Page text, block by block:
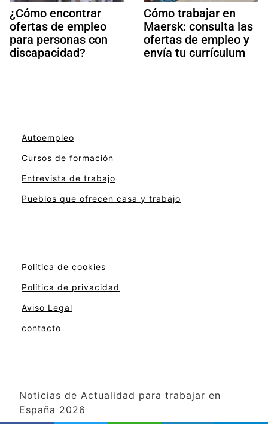
¿Cómo encontrar
ofertas de empleo
para personas con
discapacidad?
Cómo trabajar en
Maersk: consulta las
ofertas de empleo y
envía tu currículum
Autoempleo
Cursos de formación
Entrevista de trabajo
Pueblos que ofrecen casa y trabajo
Política de cookies
Política de privacidad
Aviso Legal
contacto
Noticias de Actualidad para trabajar en
España 2026